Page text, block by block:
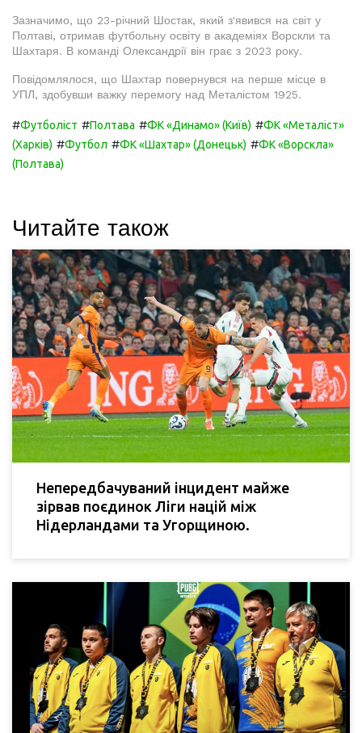
Зазначимо, що 23-річний Шостак, який з'явився на світ у
Полтаві, отримав футбольну освіту в академіях Ворскли та
Шахтаря. В команді Олександрії він грає з 2023 року.
Повідомлялося, що Шахтар повернувся на перше місце в
УПЛ, здобувши важку перемогу над Металістом 1925.
#Футболіст #Полтава #ФК «Динамо» (Київ) #ФК «Металіст»
(Харків) #Футбол #ФК «Шахтар» (Донецьк) #ФК «Ворскла»
(Полтава)
Читайте також
Непередбачуваний інцидент майже
зірвав поєдинок Ліги націй між
Нідерландами та Угорщиною.